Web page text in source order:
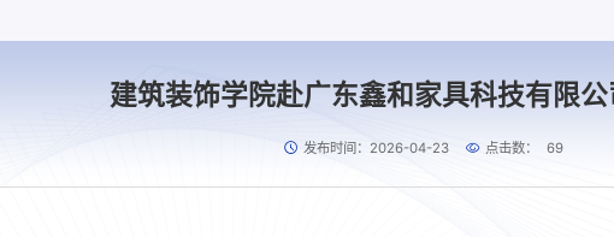
建筑装饰学院赴广东鑫和家具科技有限
发布时间：2026-04-23 点击数： 69